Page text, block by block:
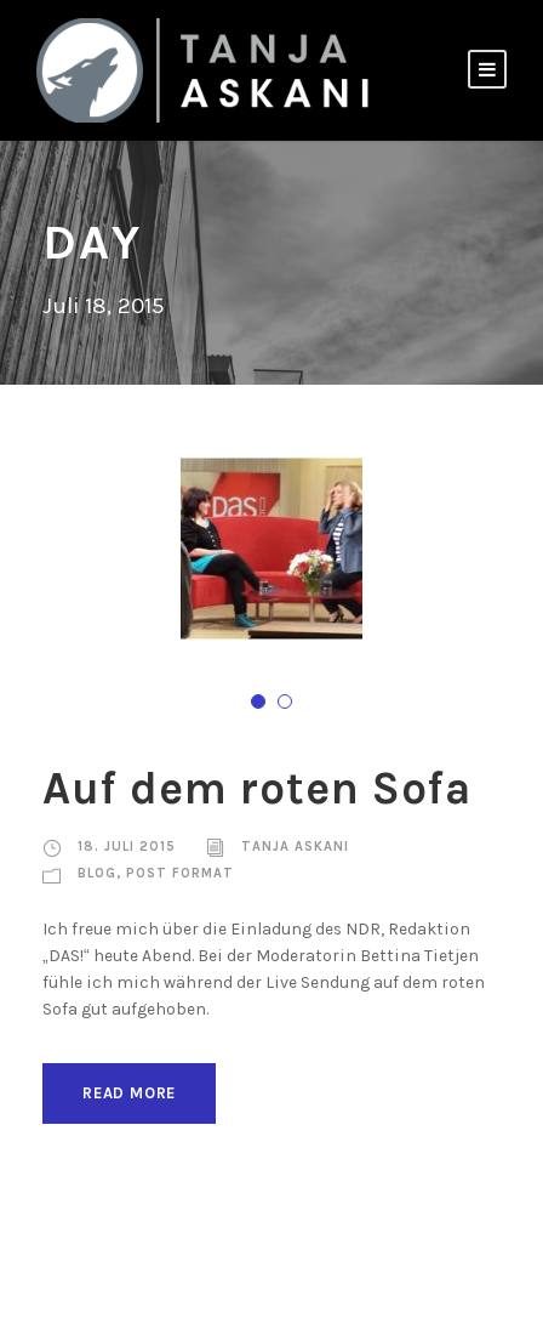
DAY
Juli 18, 2015
Auf dem roten Sofa
18. JULI 2015
TANJA ASKANI
BLOG , POST FORMAT
Ich freue mich über die Einladung des NDR, Redaktion
„DAS!“ heute Abend. Bei der Moderatorin Bettina Tietjen
fühle ich mich während der Live Sendung auf dem roten
Sofa gut aufgehoben.
READ MORE